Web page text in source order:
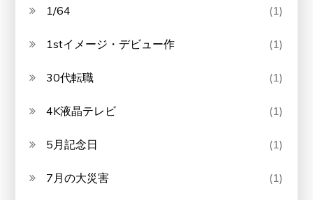
1/64 (1)
1stイメージ・デビュー作 (1)
30代転職 (1)
4K液晶テレビ (1)
5月記念日 (1)
7月の大災害 (1)